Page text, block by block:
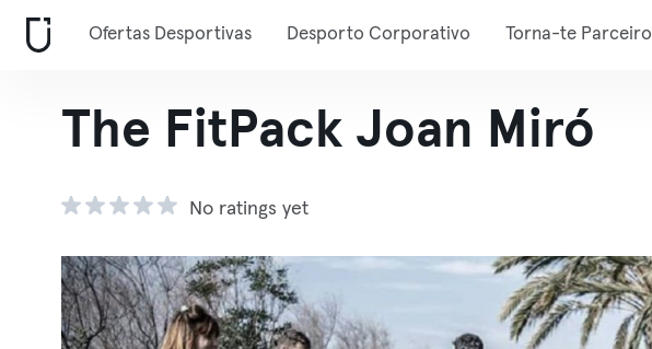
Ofertas Desportivas Desporto Corporativo Torna-te Parceiro
The FitPack Joan Miró
No ratings yet